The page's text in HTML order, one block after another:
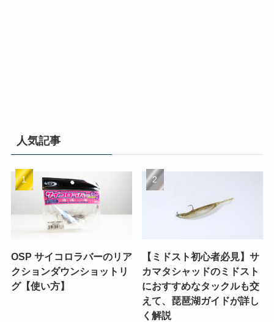
人気記事
OSP サイコロラバーのリア
クションダウンショットリ
グ【使い方】
【ミドスト初心者必見】サ
カマタシャッドのミドスト
におすすめなタックルも交
えて、琵琶湖ガイドが詳し
く解説